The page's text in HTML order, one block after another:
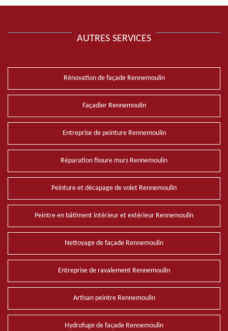
AUTRES SERVICES
Rénovation de façade Rennemoulin
Façadier Rennemoulin
Entreprise de peinture Rennemoulin
Réparation fissure murs Rennemoulin
Peinture et décapage de volet Rennemoulin
Peintre en bâtiment intérieur et extérieur Rennemoulin
Nettoyage de façade Rennemoulin
Entreprise de ravalement Rennemoulin
Artisan peintre Rennemoulin
Hydrofuge de façade Rennemoulin